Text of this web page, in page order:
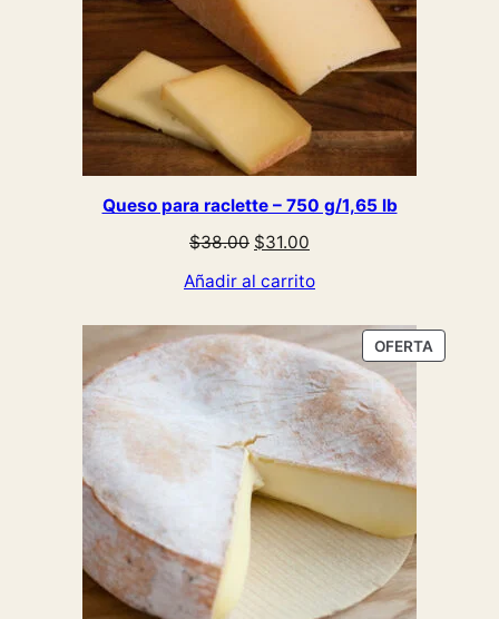
Queso para raclette – 750 g/1,65 lb
$38.00 El
original
$38.00.
$31.00
actual
$31.00.
Añadir al carrito
OFERTA
EN